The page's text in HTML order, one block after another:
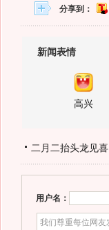
分享到：
新闻表情
高兴
二月二抬头龙见喜
用户名：